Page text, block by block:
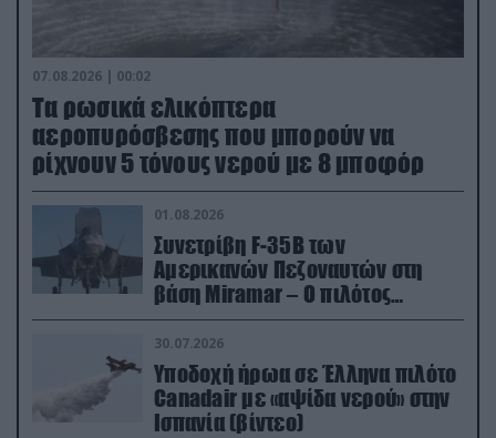
07.08.2026 | 00:02
Τα ρωσικά ελικόπτερα
αεροπυρόσβεσης που μπορούν να
ρίχνουν 5 τόνους νερού με 8 μποφόρ
01.08.2026
Συνετρίβη F-35B των
Αμερικανών Πεζοναυτών στη
βάση Miramar – Ο πιλότος
εκτινάχθηκε εγκαίρως
30.07.2026
Υποδοχή ήρωα σε Έλληνα πιλότο
Canadair με «αψίδα νερού» στην
Ισπανία (βίντεο)